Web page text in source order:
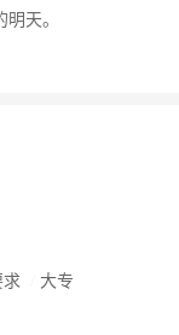
天。
求 大专